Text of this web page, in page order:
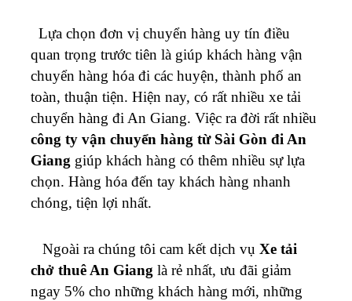
Lựa chọn đơn vị chuyển hàng uy tín điều
quan trọng trước tiên là giúp khách hàng vận
chuyển hàng hóa đi các huyện, thành phố an
toàn, thuận tiện. Hiện nay, có rất nhiều xe tải
chuyển hàng đi An Giang. Việc ra đời rất nhiều
công ty vận chuyển hàng từ Sài Gòn điAn
Giang giúp khách hàng có thêm nhiều sự lựa
chọn. Hàng hóa đến tay khách hàng nhanh
chóng, tiện lợi nhất.
Ngoài ra chúng tôi cam kết dịch vụ Xe tải
chở thuê An Giang là rẻ nhất, ưu đãi giảm
ngay 5% cho những khách hàng mới, những